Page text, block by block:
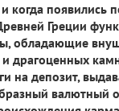
когда появились
Греции
обладающие
и драгоценных
на депозит,
валютный